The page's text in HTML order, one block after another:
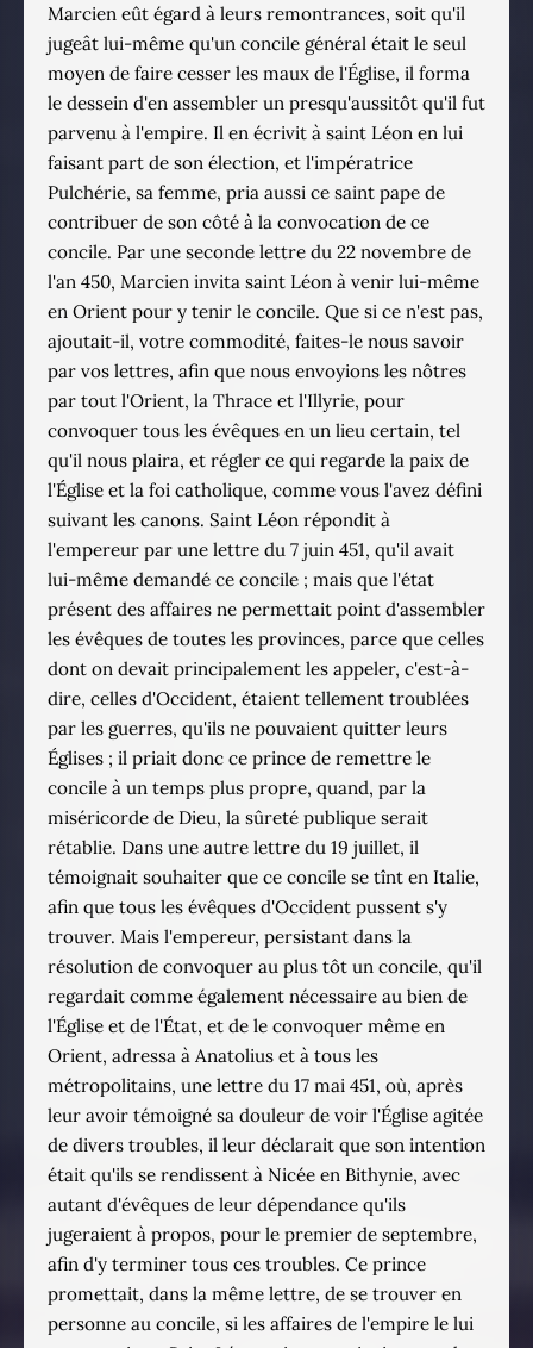
Marcien eût égard à leurs remontrances, soit qu'il
jugeât lui-même qu'un concile général était le seul
moyen de faire cesser les maux de l'Église, il forma
le dessein d'en assembler un presqu'aussitôt qu'il fut
parvenu à l'empire. Il en écrivit à saint Léon en lui
faisant part de son élection, et l'impératrice
Pulchérie, sa femme, pria aussi ce saint pape de
contribuer de son côté à la convocation de ce
concile. Par une seconde lettre du 22 novembre de
l'an 450, Marcien invita saint Léon à venir lui-même
en Orient pour y tenir le concile. Que si ce n'est pas,
ajoutait-il, votre commodité, faites-le nous savoir
par vos lettres, afin que nous envoyions les nôtres
par tout l'Orient, la Thrace et l'Illyrie, pour
convoquer tous les évêques en un lieu certain, tel
qu'il nous plaira, et régler ce qui regarde la paix de
l'Église et la foi catholique, comme vous l'avez défini
suivant les canons. Saint Léon répondit à
l'empereur par une lettre du 7 juin 451, qu'il avait
lui-même demandé ce concile ; mais que l'état
présent des affaires ne permettait point d'assembler
les évêques de toutes les provinces, parce que celles
dont on devait principalement les appeler, c'est-à-
dire, celles d'Occident, étaient tellement troublées
par les guerres, qu'ils ne pouvaient quitter leurs
Églises ; il priait donc ce prince de remettre le
concile à un temps plus propre, quand, par la
miséricorde de Dieu, la sûreté publique serait
rétablie. Dans une autre lettre du 19 juillet, il
témoignait souhaiter que ce concile se tînt en Italie,
afin que tous les évêques d'Occident pussent s'y
trouver. Mais l'empereur, persistant dans la
résolution de convoquer au plus tôt un concile, qu'il
regardait comme également nécessaire au bien de
l'Église et de l'État, et de le convoquer même en
Orient, adressa à Anatolius et à tous les
métropolitains, une lettre du 17 mai 451, où, après
leur avoir témoigné sa douleur de voir l'Église agitée
de divers troubles, il leur déclarait que son intention
était qu'ils se rendissent à Nicée en Bithynie, avec
autant d'évêques de leur dépendance qu'ils
jugeraient à propos, pour le premier de septembre,
afin d'y terminer tous ces troubles. Ce prince
promettait, dans la même lettre, de se trouver en
personne au concile, si les affaires de l'empire le lui